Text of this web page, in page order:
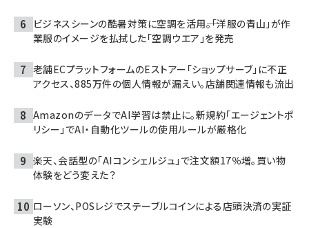
ビジネスシーンの酷暑対策に空調を活用――。「洋服の青山」が作
業服のイメージを払拭した「空調ウエア」を発売
老舗ECプラットフォームのEストアー「ショップサーブ」に不正
アクセス、885万件の個人情報が漏えい。店舗関連情報も流出
AmazonのデータでAI学習は禁止に。新規約「エージェントポ
リシー」でAI・自動化ツールの使用ルールが厳格化
楽天、会話型の「AIコンシェルジュ」で注文額17％増。買い物
体験をどう変えた？
ローソン、POSレジでステーブルコインによる店頭決済の実証
実験